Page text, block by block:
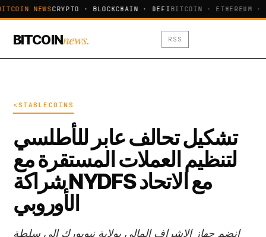
NEWSCRYPTO · BLOCKCHAIN · DEFIBITCOIN · ETHEREUM ·
BITCOINnews. RSS
<STABLECOINS
تشكيل تحالف عابر للأطلسي
لتنظيم العملات المستقرة مع
شراكة NYDFS مع الاتحاد
الأوروبي
انضم جهاز الإشراف المالي بولاية نيويورك إلى سلطة